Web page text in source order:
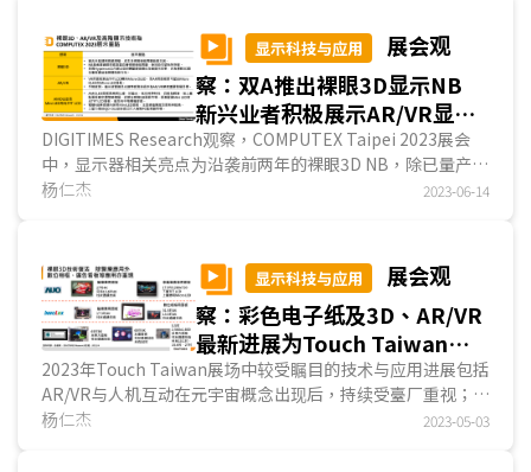
显示科技与应用
展会观
察：双A推出裸眼3D显示NB
新兴业者积极展示AR/VR显示
技术
DIGITIMES Research观察，COMPUTEX Taipei 2023展会
中，显示器相关亮点为沿袭前两年的裸眼3D NB，除已量产的
宏碁外，华硕亦将于2023年底至2024年初导入量产...
杨仁杰 2023-06-14
显示科技与应用
展会观
察：彩色电子纸及3D、AR/VR
最新进展为Touch Taiwan
2023关注焦点
2023年Touch Taiwan展场中较受瞩目的技术与应用进展包括
AR/VR与人机互动在元宇宙概念出现后，持续受臺厂重视；
Micro LED技术越来越接近开花结果；群创跟进友达，...
杨仁杰 2023-05-03